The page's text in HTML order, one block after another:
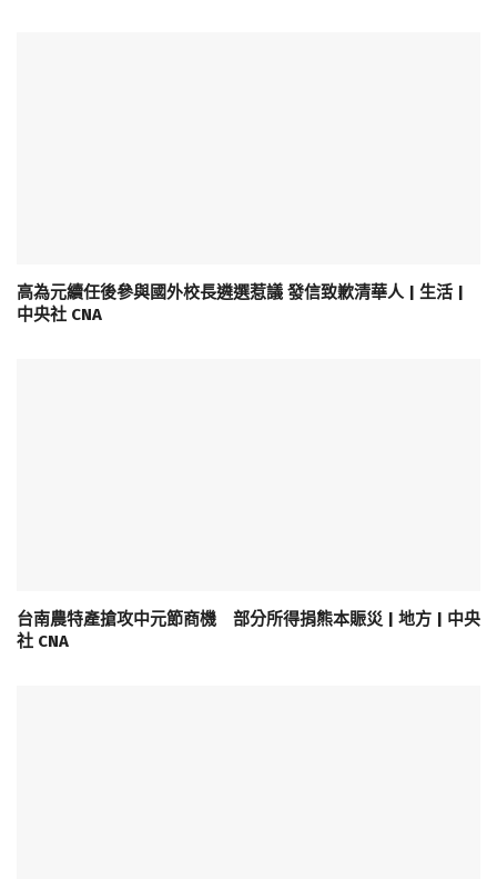
高為元續任後參與國外校長遴選惹議 發信致歉清華人 | 生活 |
中央社 CNA
台南農特產搶攻中元節商機 部分所得捐熊本賑災 | 地方 | 中央
社 CNA